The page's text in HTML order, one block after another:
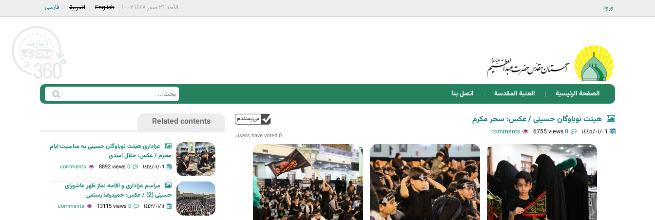
ورود فارسی العربية English الأحد ٢٦ صفر ١٤٤٨ ١٠:٠٢
الصفحة الرئيسية العتبة المقدسة اتصل بنا
ا
س
ب
ح
0 users have voted.
هیئت نوباوگان حسینی / عکس: سحر مکرم
١٤٤٥/٠١/٠٦ 0 comments
6755 views
Related contents
عزاداری هیئت نوباوگان حسینی به مناسبت ایام
محرم / عکس: جلال اسدی
١٤٤٤/٠١/٠٦ 0 comments
8892 views
مراسم عزاداری و اقامه نماز ظهر عاشورای
حسینی (2) / عکس: حمیدرضا رستمی
١٤٤٢/٠١/١١ 0 comments
13115 views